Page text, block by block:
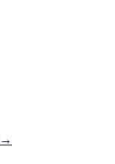
→